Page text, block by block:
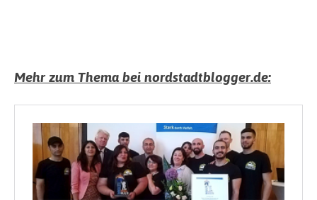
Mehr zum Thema bei nordstadtblogger.de: